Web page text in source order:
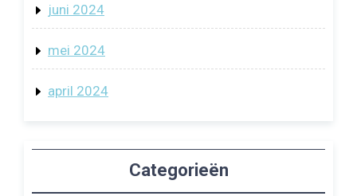
juni 2024
mei 2024
april 2024
Categorieën